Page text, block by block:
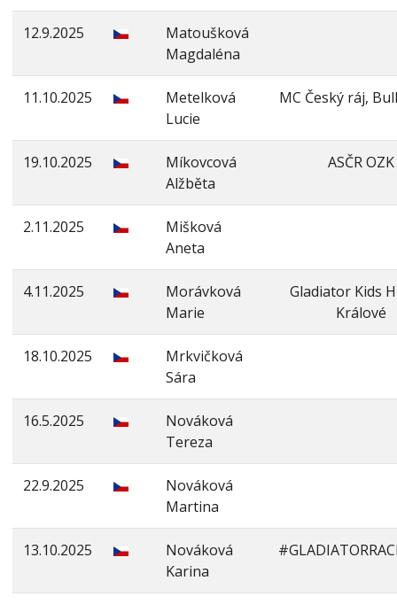
12.9.2025
Matoušková
Magdaléna
11.10.2025
Metelková
Lucie
MC Český ráj,
19.10.2025
Míkovcová
Alžběta
ASČR OZK
2.11.2025
Mišková
Aneta
4.11.2025
Morávková
Marie
Gladiator Kids
Králové
18.10.2025
Mrkvičková
Sára
16.5.2025
Nováková
Tereza
22.9.2025
Nováková
Martina
13.10.2025
Nováková
Karina